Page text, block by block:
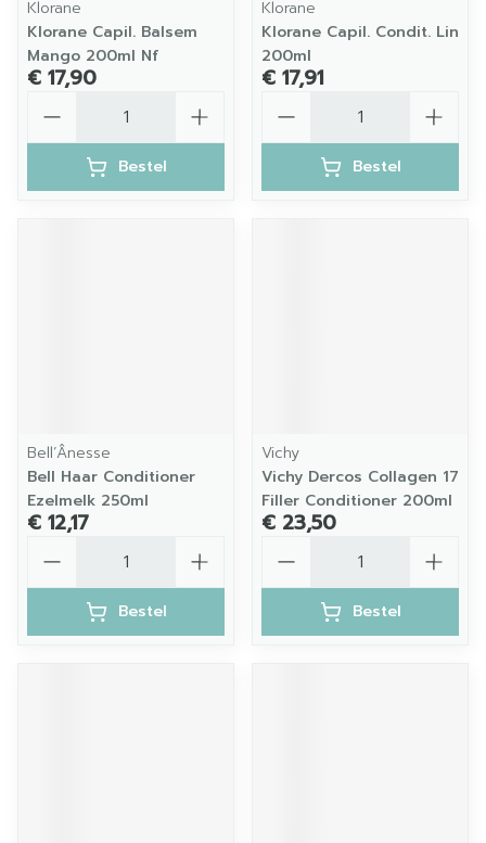
Klorane
Klorane Capil. Balsem
Mango 200ml Nf
€ 17,90
Bestel
Klorane
Klorane Capil. Condit. Lin
200ml
€ 17,91
Bestel
Bell’Ânesse
Bell Haar Conditioner
Ezelmelk 250ml
€ 12,17
Bestel
Vichy
Vichy Dercos Collagen 17
Filler Conditioner 200ml
€ 23,50
Bestel